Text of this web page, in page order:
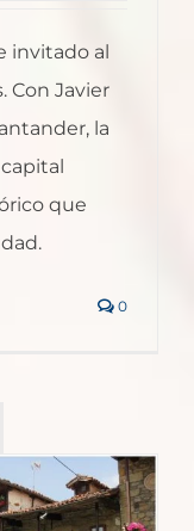
invitado al
Con Javier
la
que
0